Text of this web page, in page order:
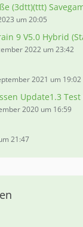
(3dtt)(ttt)
um 20:05
9 V5.0 Hybrid
2022 um 23:42
2021 um 19:02
Update1.3
2020 um 16:59
21:47